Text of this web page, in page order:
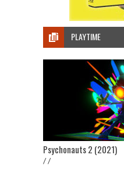
PLAYTIME
Psychonauts 2 (2021)
/ /